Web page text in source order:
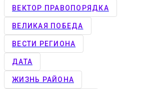
ВЕКТОР ПРАВОПОРЯДКА
ВЕЛИКАЯ ПОБЕДА
ВЕСТИ РЕГИОНА
ДАТА
ЖИЗНЬ РАЙОНА